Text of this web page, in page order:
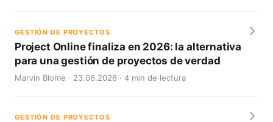
GESTIÓN DE PROYECTOS
Project Online finaliza en 2026: la alternativa
para una gestión de proyectos de verdad
Marvin Blome · 23.06.2026 · 4 min de lectura
GESTIÓN DE PROYECTOS